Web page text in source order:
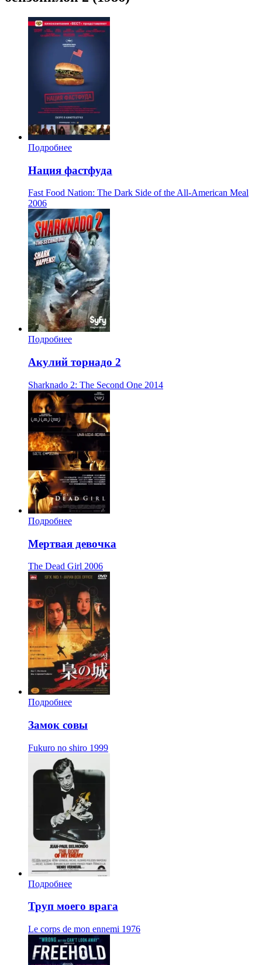
Подробнее
Нация фастфуда
Fast Food Nation: The Dark Side of the All-American Meal
2006
Подробнее
Акулий торнадо 2
Sharknado 2: The Second One 2014
Подробнее
Мертвая девочка
The Dead Girl 2006
Подробнее
Замок совы
Fukuro no shiro 1999
Подробнее
Труп моего врага
Le corps de mon ennemi 1976